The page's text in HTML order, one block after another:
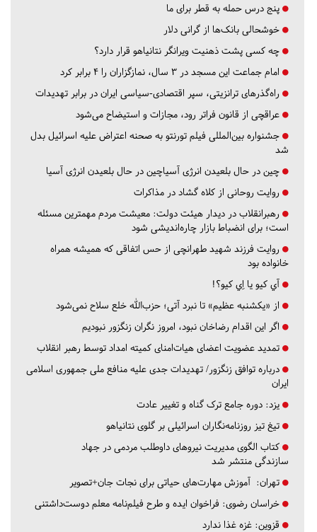
پنج درس‌ حمله به قطر برای ما
خوشحالی بانک‌ها از گرانی دلار
چه کسی پشت ذهنیت ویرانگر نتانیاهو قرار دارد؟
امام جماعت این مسجد در ۳ سال، نمازگزاران را ۴ برابر کرد
راه‌گذرهای ترانزیتی، سپر اقتصادی-سیاسی ایران در برابر تهدیدات
عراقچی از قانون فراتر رود، مجازات و استیضاح می‌شود
جشنواره بین‌المللی فیلم تورنتو به صحنه اعتراض علیه اسرائیل بدل
شد
چین در حال بلعیدن انرژی آسیاچین در حال بلعیدن انرژی آسیا
روایت روحانی از کلاه گشاد در مذاکرات
رهبرانقلاب در دیدار هیئت دولت: معیشت مردم مهمترین مسئله
است؛ برای انضباط بازار چاره‌اندیشی شود
روایت فرزند شهید طهرانچی از حس اتفاقی که همیشه همراه
خانواده بود
آي كيو يا اِي كيو؟!
از «یکشنبه عظیم» تا نبرد آتی؛ حزب‌الله خلع سلاح نمی‌شود
اگر این اقدام رضاخان نبود، امروز نگران زنگزور نبودیم
تمدید عضویت اعضای هیات‌امنای کمیته امداد توسط رهبر انقلاب
درباره توافق زنگزور/ تهدیدات جدی علیه منافع ملی جمهوری اسلامی
ایران
یزد: دوره جامع ترک گناه و تغییر عادت
تیغ تیز روزنامه‌نگاران اسرائیلی بر گلوی نتانیاهو
کتاب الگوی مدیریت نیروهای داوطلب مردمی در جهاد
سازندگی منتشر شد
تهران: آموزش مهارت‌های حیاتی برای نجات جان+تصویر
خراسان رضوی: فراخوان ایده و طرح فیلم‌نامه معلم دوست‌داشتنی
قزوین: غزه غذا ندارد